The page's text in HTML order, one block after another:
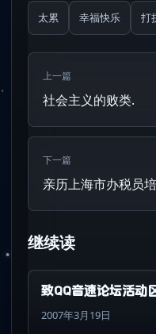
太累 幸福快乐 打
上一篇
社会主义的败类.
下一篇
亲历上海市办税员
继续读
致QQ音速论坛活动
2007年3月19日